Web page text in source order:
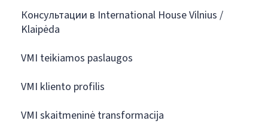
Консультации в International House Vilnius /
Klaipėda
VMI teikiamos paslaugos
VMI kliento profilis
VMI skaitmeninė transformacija